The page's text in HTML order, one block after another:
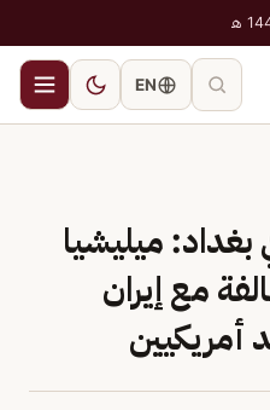
EN
بغداد: ميليشيا
مع إيران